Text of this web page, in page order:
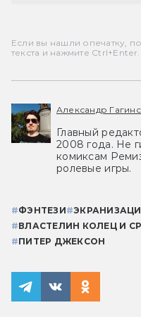
Если вы нашли опечатку,
текста и нажмите Ctrl+Enter.
Александр
Главный
2008 года. Не
комиксам
ролевые игры.
#ФЭНТЕЗИ#
#ВЛАСТЕЛИН КОЛЕЦ И
#ПИТЕР ДЖЕКСОН